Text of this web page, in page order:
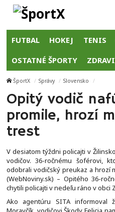
FUTBAL HOKEJ TENIS
OSTATNÉ ŠPORTY
ŠportX Správy Slovensko
Opitý vodič
promile, hrozí
trest
V desiatom týždni policajti v
vodičov. 36-ročnému šoférovi,
odobrali vodičský preukaz a hrozí
(WebNoviny.sk) – Opitého 36-
chytili policajti v nedeľu ráno v obci
Ako agentúru SITA informoval